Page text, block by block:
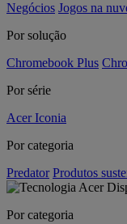
Negócios Jogos na
Por solução
Chromebook Plus
Por série
Acer Iconia
Por categoria
Predator Produtos
Por categoria